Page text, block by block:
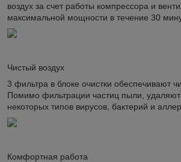
воздух за счет работы компрессора и
максимальной мощности в течение 30
Чистый воздух
3 фильтра в блоке очистки обеспечивают
Помимо фильтрации частиц пыли,
некоторых типов вирусов, бактерий и
Комфортная работа